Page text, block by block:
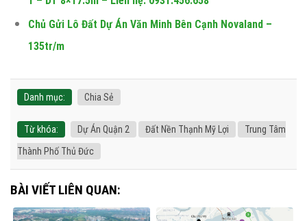
Chủ Gửi Lô Đất Dự Án Văn Minh Bên Cạnh Novaland –
135tr/m
Danh mục: Chia Sẻ
Từ khóa: Dự Án Quận 2 Đất Nền Thạnh Mỹ Lợi
Trung Tâm
Thành Phố Thủ Đức
BÀI VIẾT LIÊN QUAN: